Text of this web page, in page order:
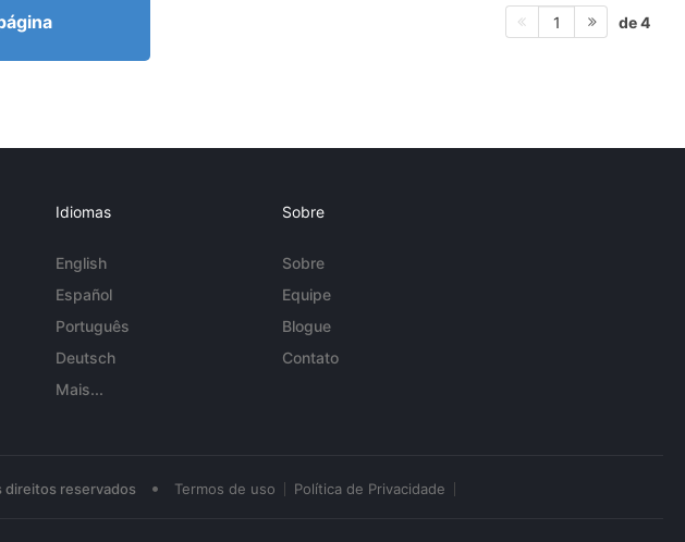
1 de 4
Idiomas
English
Español
Português
Deutsch
Mais...
Sobre
Sobre
Equipe
Blogue
Contato
direitos reservados • Termos de uso Política de Privacidade